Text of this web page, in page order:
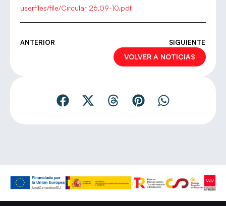
userfiles/file/Circular 26,09-10.pdf
ANTERIOR SIGUIENTE
VOLVER A NOTICIAS